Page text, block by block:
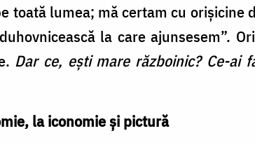
toată lumea; mă certam cu orișicine
la care ajunsesem”.
Dar ce, ești mare războinic? Ce-ai
la iconomie și pictură